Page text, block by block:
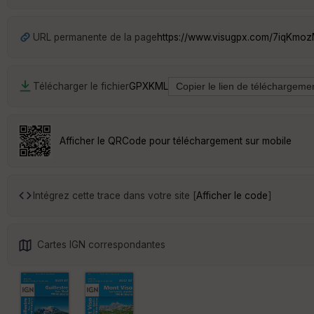
URL permanente de la pagehttps://www.visugpx.com/
Télécharger le fichierGPXKML
Afficher le QRCode pour téléchargement sur mobile
Intégrez cette trace dans votre site [Afficher le code]
Cartes IGN correspondantes